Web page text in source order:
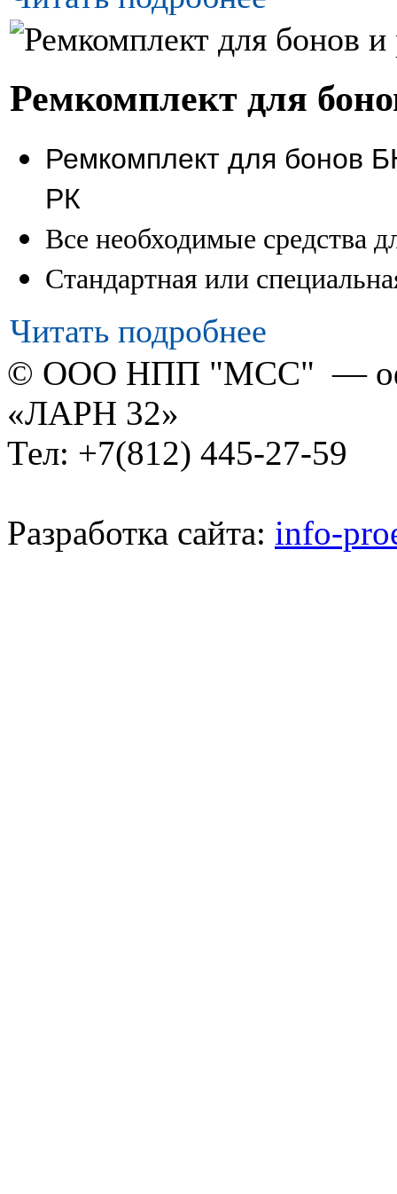
Ремкомплект для
Ремкомплект для бонов
РК
Все необходимые средства
Стандартная или
Читать подробнее
© ООО НПП "МСС" —
«ЛАРН 32»
Тел: +7(812) 445-27-59
Разработка сайта: info-